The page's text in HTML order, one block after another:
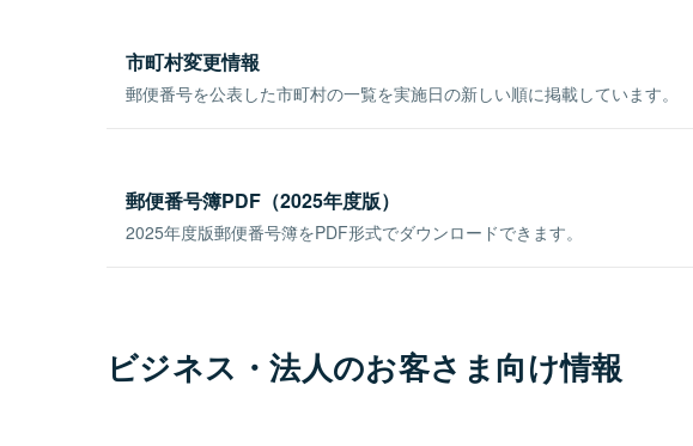
市町村変更情報
郵便番号を公表した市町村の一覧を実施日の新しい順に掲載しています。
郵便番号簿PDF（2025年度版）
2025年度版郵便番号簿をPDF形式でダウンロードできます。
ビジネス・法人のお客さま向け情報